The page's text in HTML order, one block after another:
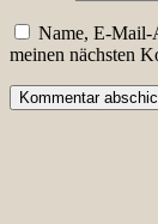
Name, E-Mail-
meinen nächsten